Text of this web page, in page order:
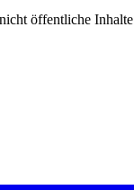
öffentliche Inhalte